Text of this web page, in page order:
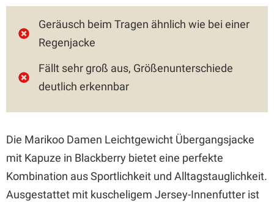
Geräusch beim Tragen ähnlich wie bei einer
Regenjacke
Fällt sehr groß aus, Größenunterschiede
deutlich erkennbar
Die Marikoo Damen Leichtgewicht Übergangsjacke
mit Kapuze in Blackberry bietet eine perfekte
Kombination aus Sportlichkeit und Alltagstauglichkeit.
Ausgestattet mit kuscheligem Jersey-Innenfutter ist